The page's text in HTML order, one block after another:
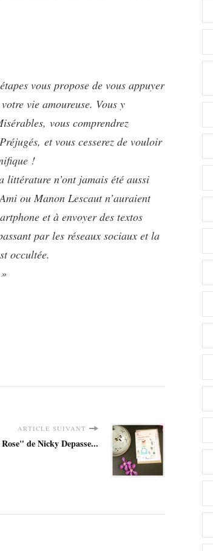
vous propose de vous appuyer
vie amoureuse. Vous y
vous comprendrez
et vous cesserez de vouloir
!
littérature n’ont jamais été aussi
ou Manon Lescaut n’auraient
et à envoyer des textos
par les réseaux sociaux et la
occultée.
ARTICLE SUIVANT
de Nicky Depasse...